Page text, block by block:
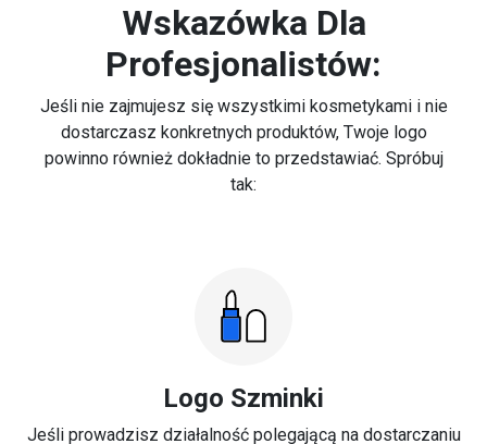
Wskazówka Dla
Profesjonalistów:
Jeśli nie zajmujesz się wszystkimi kosmetykami i nie
dostarczasz konkretnych produktów, Twoje logo
powinno również dokładnie to przedstawiać. Spróbuj
tak:
Logo Szminki
Jeśli prowadzisz działalność polegającą na dostarczaniu